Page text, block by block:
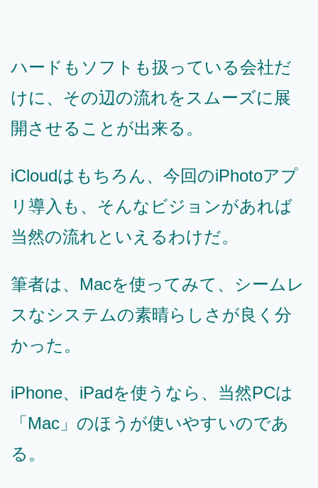
ハードもソフトも扱っている会社だ
けに、その辺の流れをスムーズに展
開させることが出来る。
iCloudはもちろん、今回のiPhotoアプ
リ導入も、そんなビジョンがあれば
当然の流れといえるわけだ。
筆者は、Macを使ってみて、シームレ
スなシステムの素晴らしさが良く分
かった。
iPhone、iPadを使うなら、当然PCは
「Mac」のほうが使いやすいのであ
る。